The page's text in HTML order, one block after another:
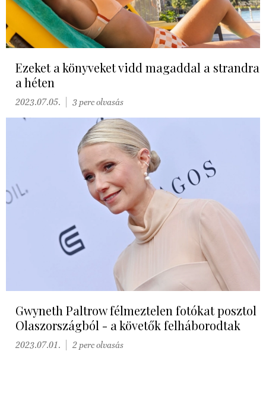
Ezeket a könyveket vidd magaddal a strandra
a héten
2023.07.05. 3 perc olvasás
Gwyneth Paltrow félmeztelen fotókat posztol
Olaszországból - a követők felháborodtak
2023.07.01. 2 perc olvasás